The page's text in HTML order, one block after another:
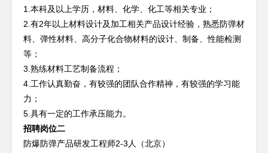
1.本科及以上学历，材料、化学、化工等相关专业；
2.有2年以上材料设计及加工相关产品设计经验，熟悉防弹材
料、弹性材料、高分子化合物材料的设计、制备、性能检测
等；
3.熟练材料工艺制备流程；
4.工作认真勤奋，有较强的团队合作精神，有较强的学习能
力；
5.具有一定的工作承压能力。
招聘岗位二
防爆防弹产品研发工程师2-3人（北京）